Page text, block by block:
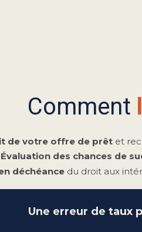
Comment
de votre offre de prêt et
Évaluation des chances de
déchéance du droit aux
Une erreur de taux